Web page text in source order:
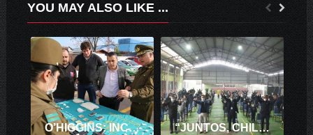
YOU MAY ALSO LIKE ...
O’HIGGINS: INCAUTACIÓN DE DROGA, ARMAS DE FUEGO Y 335 DETENIDOS EN RONDA PREVENTIVA DE CARABINEROS. “JUNTOS, CHILE SE RECUPERA Y APRENDE”: MINEDUC INICIA CONSULTA NACIONAL PARA ELABORAR HOJA DE RUTA POR LOS PRÓXIMOS 4 AÑOS.